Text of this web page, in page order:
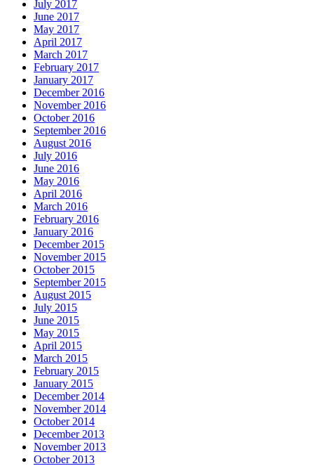
July 2017
June 2017
May 2017
April 2017
March 2017
February 2017
January 2017
December 2016
November 2016
October 2016
September 2016
August 2016
July 2016
June 2016
May 2016
April 2016
March 2016
February 2016
January 2016
December 2015
November 2015
October 2015
September 2015
August 2015
July 2015
June 2015
May 2015
April 2015
March 2015
February 2015
January 2015
December 2014
November 2014
October 2014
December 2013
November 2013
October 2013